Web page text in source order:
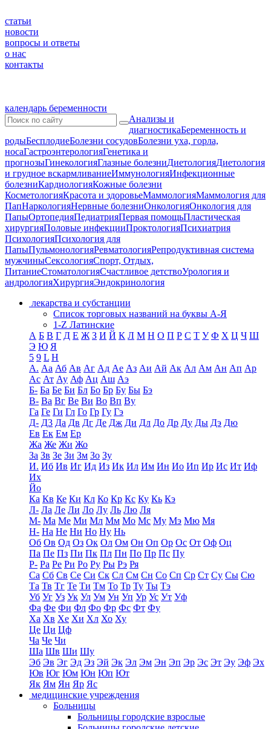
статьи
новости
вопросы и ответы
о нас
контакты
календарь беременности
Анализы и
диагностикаБеременность и
родыБесплодиеБолезни сосудовБолезни уха, горла,
носаГастроэнтерологияГенетика и
прогнозыГинекологияГлазные болезниДиетологияДиетология
и грудное вскармливаниеИммунологияИнфекционные
болезниКардиологияКожные болезни
КосметологияКрасота и здоровьеМаммологияМаммология для
ПапНаркологияНервные болезниОнкологияОнкология для
ПапыОртопедияПедиатрияПервая помощьПластическая
хирургияПоловые инфекцииПроктологияПсихиатрия
ПсихологияПсихология для
ПапыПульмонологияРевматологияРепродуктивная система
мужчиныСексологияСпорт, Отдых,
ПитаниеСтоматологияСчастливое детствоУрология и
андрологияХирургияЭндокринология
лекарства и субстанции
Список торговых названий на буквы А-Я
1-Z Латинские
А Б В Г Д Е Ж З И Й К Л М Н О П Р С Т У Ф Х Ц Ч Ш
Э Ю Я
5 9 L H
А. Аа Аб Ав Аг Ад Ае Аз Аи Ай Ак Ал Ам Ан Ап Ар
Ас Ат Ау Аф Ац Аш Аэ
Б- Ба Бе Би Бл Бо Бр Бу Бы Бэ
В- Ва Вг Ве Ви Во Вп Ву
Га Ге Ги Гл Го Гр Гу Гэ
Д- Д3 Да Дв Дг Де Дж Ди Дл До Др Ду Ды Дэ Дю
Ев Ек Ем Ер
Жа Же Жи Жо
За Зв Зе Зи Зм Зо Зу
И. Иб Ив Иг Ид Из Ик Ил Им Ин Ио Ип Ир Ис Ит Иф
Их
Йо
Ка Кв Ке Ки Кл Ко Кр Кс Ку Кь Кэ
Л- Ла Ле Ли Ло Лу Ль Лю Ля
М- Ма Ме Ми Мл Мм Мо Мс Му Мэ Мю Мя
Н- На Не Ни Но Ну Нь
Об Ов Од Оз Ок Ол Ом Он Оп Ор Ос От Оф Оц
Па Пе Пз Пи Пк Пл Пн По Пр Пс Пу
Р- Ра Ре Ри Ро Ру Ры Рэ Ря
Са Сб Св Се Си Ск Сл См Сн Со Сп Ср Ст Су Сы Сю
Та Тв Тг Те Ти Тм То Тр Ту Ты Тэ
Уб Уг Уз Ук Ул Ум Ун Уп Ур Ус Ут Уф
Фа Фе Фи Фл Фо Фр Фс Фт Фу
Ха Хв Хе Хи Хл Хо Ху
Це Ци Цф
Ча Че Чи
Ша Шв Ши Шу
Эб Эв Эг Эд Эз Эй Эк Эл Эм Эн Эп Эр Эс Эт Эу Эф Эх
Юв Юг Юм Юн Юп Ют
Як Ям Ян Яр Яс
медицинские учреждения
Больницы
Больницы городские взрослые